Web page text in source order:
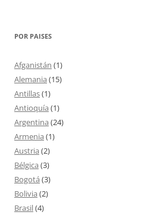
POR PAISES
Afganistán (1)
Alemania (15)
Antillas(1)
Antioquía (1)
Argentina (24)
Armenia (1)
Austria (2)
Bélgica (3)
Bogotá (3)
Bolivia (2)
Brasil(4)